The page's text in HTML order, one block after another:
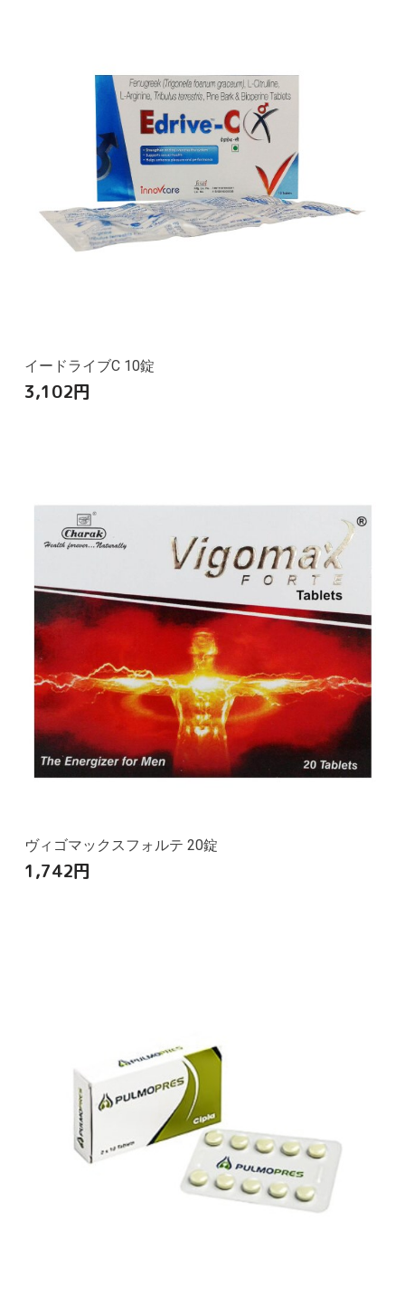
イードライブC 10錠
3,102円
ヴィゴマックスフォルテ 20錠
1,742円